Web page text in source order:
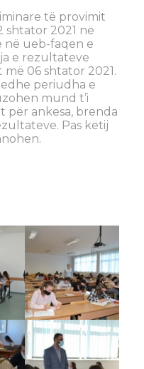
të provimit
shtator 2021 në
në ueb-faqen e
e rezultateve
06 shtator 2021.
periudha e
mund t’i
për ankesa, brenda
Pas këtij